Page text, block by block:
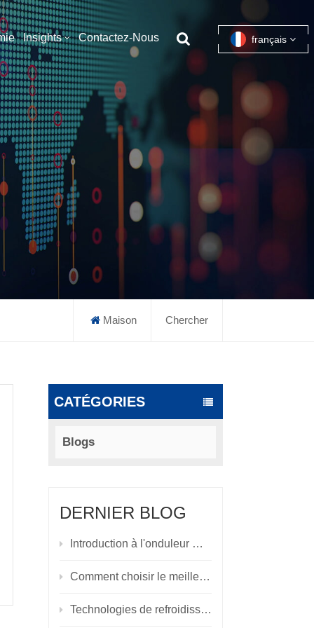
français
English
français
español
Insights Contactez-Nous
Maison Chercher
CATÉGORIES
Blogs
DERNIER BLOG
Introduction à l'onduleur modulaire de la série SY-M : une solution d'alimentation haute fiabilité pour les centres de données et les scénarios critiques
Comment choisir le meilleur système de refroidissement pour votre centre de données
Technologies de refroidissement des centres de données : évolution, innovation et tendances futures